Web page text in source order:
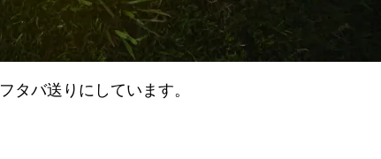
タバ送りにしています。